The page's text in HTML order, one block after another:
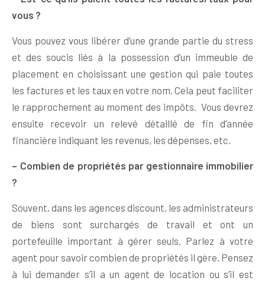
vous ?
Vous pouvez vous libérer d’une grande partie du stress
et des soucis liés à la possession d’un immeuble de
placement en choisissant une gestion qui paie toutes
les factures et les taux en votre nom. Cela peut faciliter
le rapprochement au moment des impôts. Vous devrez
ensuite recevoir un relevé détaillé de fin d’année
financière indiquant les revenus, les dépenses, etc.
– Combien de propriétés par gestionnaire immobilier
?
Souvent, dans les agences discount, les administrateurs
de biens sont surchargés de travail et ont un
portefeuille important à gérer seuls. Parlez à votre
agent pour savoir combien de propriétés il gère. Pensez
à lui demander s’il a un agent de location ou s’il est